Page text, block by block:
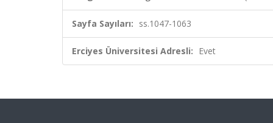
Sayfa Sayıları: ss.1047-1063
Erciyes Üniversitesi Adresli: Evet